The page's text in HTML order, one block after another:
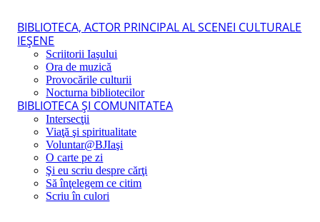
BIBLIOTECA, ACTOR PRINCIPAL AL SCENEI CULTURALE
IEŞENE
Scriitorii Iaşului
Ora de muzică
Provocările culturii
Nocturna bibliotecilor
BIBLIOTECA ŞI COMUNITATEA
Intersecţii
Viaţă şi spiritualitate
Voluntar@BJIaşi
O carte pe zi
Şi eu scriu despre cărţi
Să înţelegem ce citim
Scriu în culori